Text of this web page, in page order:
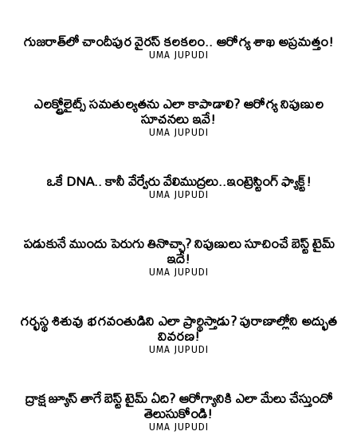
గుజరాత్‌లో చాందీపుర వైరస్ కలకలం.. ఆరోగ్య శాఖ అప్రమత్తం!
UMA JUPUDI
ఎలక్ట్రోలైట్స్ సమతుల్యతను ఎలా కాపాడాలి? ఆరోగ్య నిపుణుల
సూచనలు ఇవే!
UMA JUPUDI
ఒకే DNA.. కానీ వేర్వేరు వేలిముద్రలు..ఇంట్రెస్టింగ్ ఫ్యాక్ట్!
UMA JUPUDI
పడుకునే ముందు పెరుగు తినొచ్చా? నిపుణులు సూచించే బెస్ట్ టైమ్
ఇదే!
UMA JUPUDI
గర్భస్థ శిశువు భగవంతుడిని ఎలా ప్రార్థిస్తాడు? పురాణాల్లోని అద్భుత
వివరణ!
UMA JUPUDI
ద్రాక్ష జ్యూస్ తాగే బెస్ట్ టైమ్ ఏది? ఆరోగ్యానికి ఎలా మేలు చేస్తుందో
తెలుసుకోండి!
UMA JUPUDI